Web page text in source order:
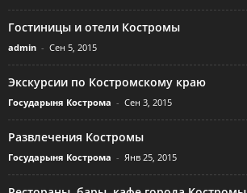
Гостиницы и отели Костромы
admin - Сен 5, 2015
Экскурсии по Костромскому краю
Государыня Кострома - Сен 3, 2015
Развлечения Костромы
Государыня Кострома - Янв 25, 2015